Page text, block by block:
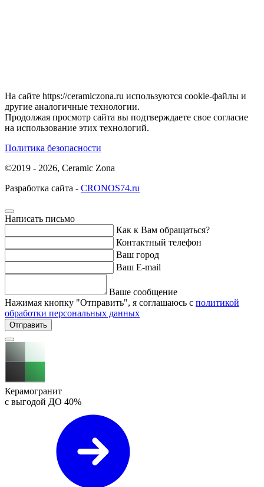
На сайте https://ceramiczona.ru используются coоkie-файлы и
другие аналогичные технологии.
Продолжая просмотр сайта вы подтверждаете свое согласие
на использование этих технологий.
Политика безопасности
©2019 - 2026, Ceramic Zona
Разработка сайта - CRONOS74.ru
Написать письмо
Как к Вам обращаться?
Контактный телефон
Ваш город
Ваш E-mail
Ваше сообщение
Нажимая кнопку "Отправить", я соглашаюсь с политикой
обработки персональных данных
Отправить
Керамогранит
с выгодой ДО 40%